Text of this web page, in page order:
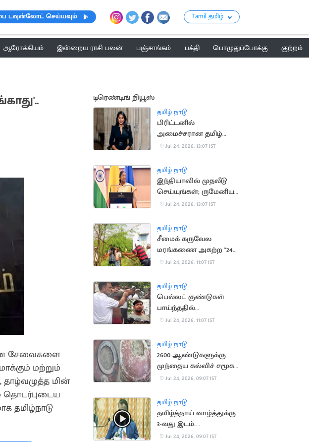
டவுன்லோட் செய்யவும் Tamil தமிழ்
ஆரோக்கியம் இன்றைய ராசி பலன் பஞ்சாங்கம் பக்தி பொழுதுப்போக்கு
குற்றம்
சேவைகளை
மற்றும்
மின்
டிரெண்டிங் நியூஸ்
தமிழ் நாடு
பிரிட்டனில்
அமைச்சரான தமிழ்
வம்சாவளி பெண்
Jul 24, 2026, 13:07 IST
தமிழ் நாடு
இந்தியாவில் முதலீடு
செய்யுங்கள்; ருமேனிய
நிறுவனங்களுக்கு
அழைப்பு
Jul 24, 2026, 13:07 IST
தமிழ் நாடு
சீமைக் கருவேல
மரங்கணை அகற்ற "24
மணி நேரத்தில்
Jul 24, 2026, 11:07 IST
தமிழ் நாடு
பெல்லட் குண்டுகள்
பாய்ந்ததில்
இளைஞருக்கு கண்
Jul 24, 2026, 11:07 IST
தமிழ் நாடு
2600 ஆண்டுகளுக்கு
முந்தைய கல்விச் சமூக
சான்று கண்டுபிடிப்பு
Jul 24, 2026, 09:07 IST
தமிழ் நாடு
தமிழ்த்தாய் வாழ்த்துக்கு
3-வது இடம்..
பல்கலைக்கழக துணை
Jul 24, 2026, 09:07 IST